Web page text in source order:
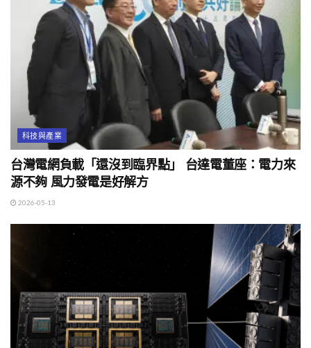
科技與產業
台灣電網負載「還沒到臨界點」 台達電董座：電力來
源不夠 風力發電是好解方
2026-05-13